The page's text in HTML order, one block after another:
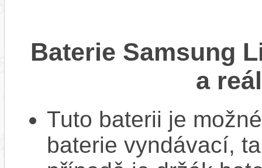
Baterie Samsung
a
Tuto baterii je
baterie vyndávací,